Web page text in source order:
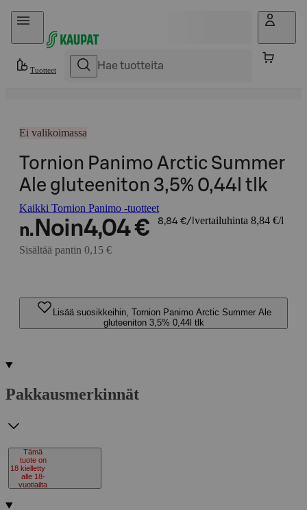
Hyppää sisältöön
Tuotteet
Ei valikoimassa
Tornion Panimo Arctic Summer
Ale gluteeniton 3,5% 0,44l tlk
Kaikki Tornion Panimo -tuotteet
n. Noin4,04 € 8,84 €/l vertailuhinta 8,84 €/l
Sisältää pantin 0,15 €
Lisää suosikkeihin, Tornion Panimo Arctic Summer Ale
gluteeniton 3,5% 0,44l tlk
Pakkausmerkinnät
18
Tämä
tuote on
kielletty
alle 18-
vuotiailta